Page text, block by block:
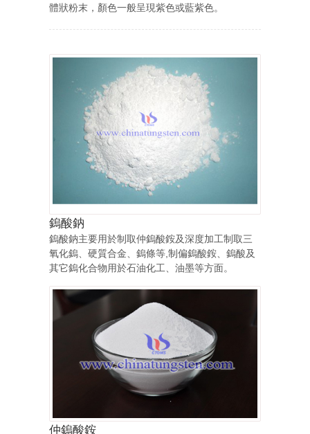
體狀粉末，顏色一般呈現紫色或藍紫色。
鎢酸鈉
鎢酸鈉主要用於制取仲鎢酸銨及深度加工制取三
氧化鎢、硬質合金、鎢條等,制偏鎢酸銨、鎢酸及
其它鎢化合物用於石油化工、油墨等方面。
仲鎢酸銨